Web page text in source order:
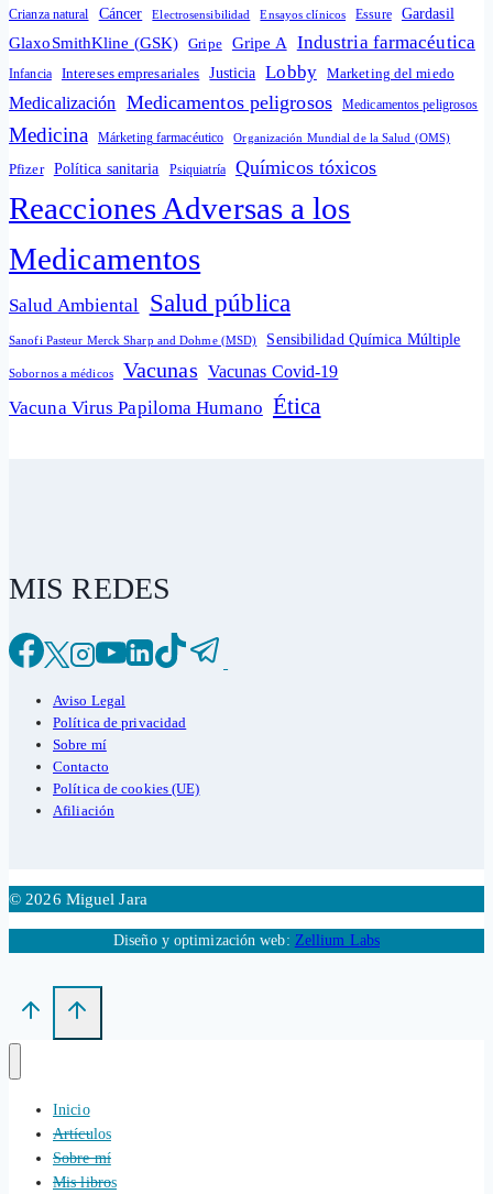
Crianza natural Cáncer Electrosensibilidad Ensayos clínicos Essure Gardasil
GlaxoSmithKline (GSK) Gripe Gripe A Industria farmacéutica
Infancia Intereses empresariales Justicia Lobby Marketing del miedo
Medicalización Medicamentos peligrosos Medicamentos peligrosos
Medicina Márketing farmacéutico Organización Mundial de la Salud (OMS)
Pfizer Política sanitaria Psiquiatría Químicos tóxicos
Reacciones Adversas a los
Medicamentos
Salud Ambiental Salud pública
Sanofi Pasteur Merck Sharp and Dohme (MSD) Sensibilidad Química Múltiple
Sobornos a médicos Vacunas Vacunas Covid-19
Vacuna Virus Papiloma Humano Ética
MIS REDES
Aviso Legal
Política de privacidad
Sobre mí
Contacto
Política de cookies (UE)
Afiliación
© 2026 Miguel Jara
Diseño y optimización web: Zellium Labs
Inicio
Artículos
Sobre mí
Mis libros